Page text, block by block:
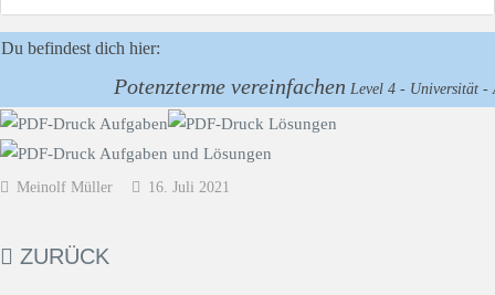
Du befindest dich hier:
Potenzterme vereinfachen Level 4 - Universität -
Meinolf Müller 16. Juli 2021
ZURÜCK